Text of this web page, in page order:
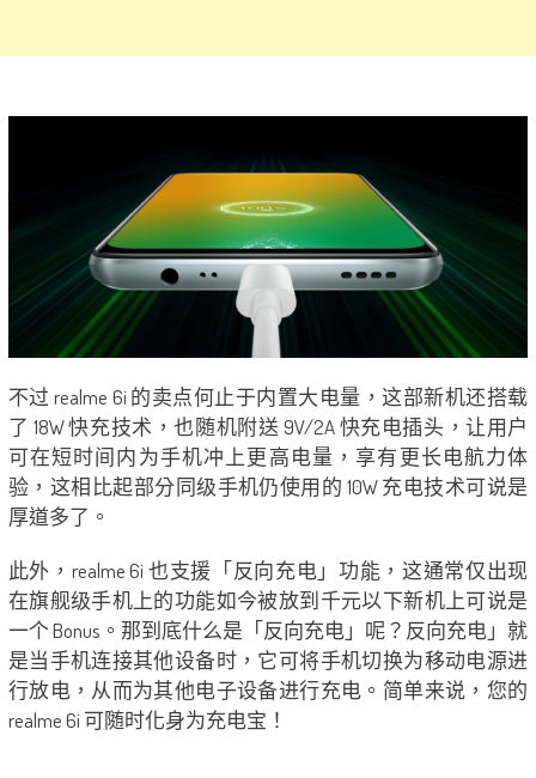
不过 realme 6i 的卖点何止于内置大电量，这部新机还搭载
了 18W 快充技术，也随机附送 9V/2A 快充电插头，让用户
可在短时间内为手机冲上更高电量，享有更长电航力体
验，这相比起部分同级手机仍使用的 10W 充电技术可说是
厚道多了。
此外，realme 6i 也支援「反向充电」功能，这通常仅出现
在旗舰级手机上的功能如今被放到千元以下新机上可说是
一个 Bonus。那到底什么是「反向充电」呢？反向充电」就
是当手机连接其他设备时，它可将手机切换为移动电源进
行放电，从而为其他电子设备进行充电。简单来说，您的
realme 6i 可随时化身为充电宝！